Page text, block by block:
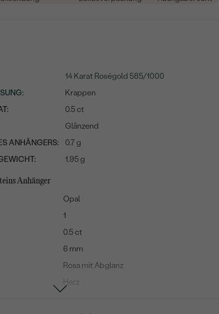
14 Karat Roségold 585/1000
:
Krappen
0.5 ct
Glänzend
ANHÄNGERS:
0.7 g
1.95 g
Anhänger
Opal
1
0.5 ct
6 mm
Rosa mit Abglanz
Herz